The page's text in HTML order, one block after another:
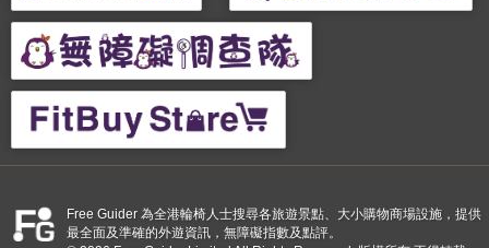
Free Guider 為全港輪椅人士搜尋各旅遊景點、大小購物商場設施，提供
最全面及準確的外遊資訊，無障礙指數及點評。